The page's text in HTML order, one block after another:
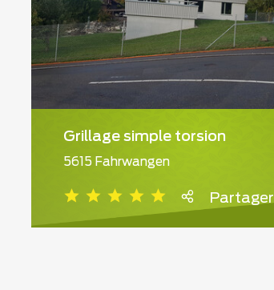
Grillage simple torsion
5615 Fahrwangen
Partager